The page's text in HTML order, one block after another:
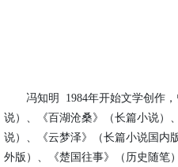
冯知明 1984年开始文学创作，
说）、《百湖沧桑》（长篇小说）、
说）、《云梦泽》（长篇小说国内
外版）、
《楚国往事》（历史随笔